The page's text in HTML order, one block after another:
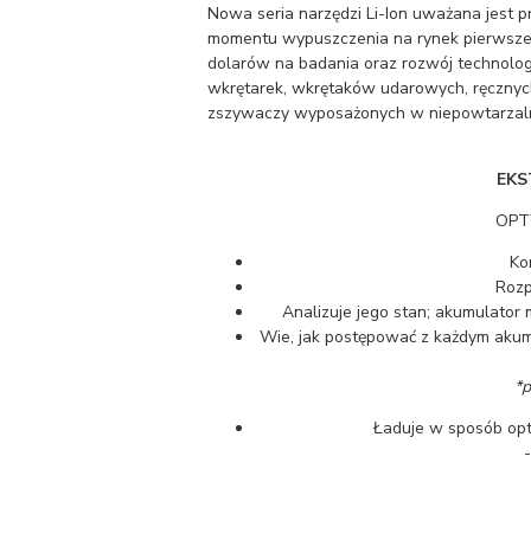
Nowa seria narzędzi Li-Ion uważana jest
momentu wypuszczenia na rynek
dolarów na badania oraz rozwój
wkrętarek, wkrętaków udarowych,
zszywaczy wyposażonych w
Analizuje jego stan; akumulator
Wie, jak postępować z każdym
Ładuje w sposób